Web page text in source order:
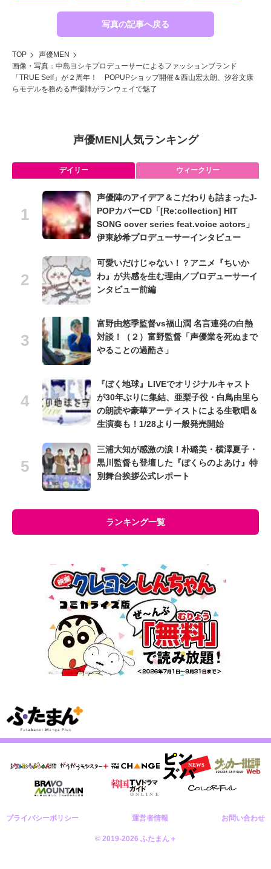
写真の記事へ戻る
TOP
声優MEN
画像・写真：中島ヨシキプロデューサーによるファッションブランド
「TRUE Self」が２周年！ POPUPショップ開催＆西山宏太朗、汐谷文康
らモデルを務める声優陣がランウェイで魅了
声優MEN 人気ランキング
デイリー ウィークリー
声優陣のアイデア＆こだわりも詰まったJ-
POPカバーCD「[Re:collection] HIT
SONG cover series feat.voice actors」
伊東紗希プロデューサーインタビュー
可愛いだけじゃない！？アニメ『ちいか
わ』が共感を生む理由／プロデューサーイ
ンタビュー前編
富野由悠季監督vs福山潤 名言連発の白熱
対談！（２）富野監督「声優業を死ぬまで
やることの過酷さ」
『ぼく地球』LIVEでオリジナルキャスト
が30年ぶりに集結、亜梨子役・白鳥由里ら
の朗読や豪華アーティストによる生歌唱＆
生演奏も！1/28より一般発売開始
三浦大知が感激の涙！朴璐美・横澤夏子・
黒川監督も登壇した『ぼくらのよあけ』特
別舞台挨拶公式レポート
ランキング一覧
プライバシーポリシー 運営者情報 お問い合わせ
© 2019-2026 ふたまん＋